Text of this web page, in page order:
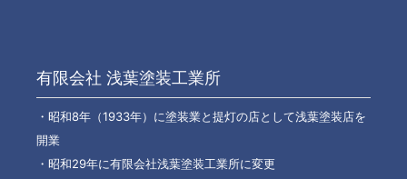
有限会社 浅葉塗装工業所
・昭和8年（1933年）に塗装業と提灯の店として浅葉塗装店を
開業
・昭和29年に有限会社浅葉塗装工業所に変更